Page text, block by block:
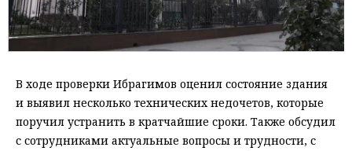
В ходе проверки Ибрагимов оценил состояние здания
и выявил несколько технических недочетов, которые
поручил устранить в кратчайшие сроки. Также обсудил
с сотрудниками актуальные вопросы и трудности, с